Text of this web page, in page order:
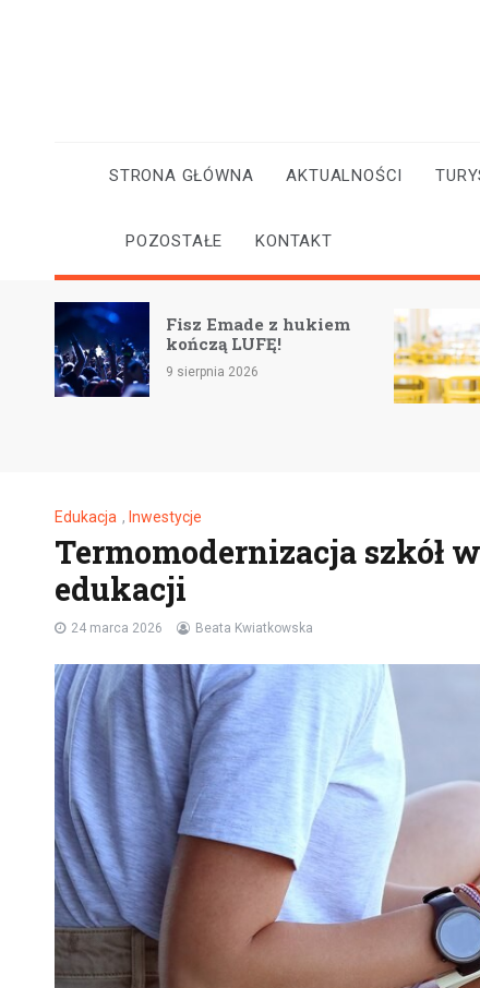
STRONA GŁÓWNA AKTUALNOŚCI
POZOSTAŁE KONTAKT
hukiem
Nowoczesne laboratoria
AI i STEM w szkołach:
nowy sprzęt już
dostępny
Edukacja , Inwestycje
Termomodernizacja szkół
edukacji
24 marca 2026 Beata Kwiatkowska